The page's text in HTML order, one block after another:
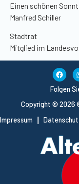
Einen schönen
Manfred Schiller
Stadtrat
Mitglied im
Copyright © 2026
Impressum
Folgen